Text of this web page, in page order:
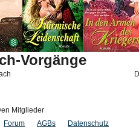
Vorgänge
Mitglieder
Forum AGBs Datenschutz